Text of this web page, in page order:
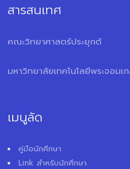
สารสนเทศ
คณะวิทยาศาสตร์ประยุกต์
มหาวิทยาลัยเทคโนโลยีพระจอมเ
เมนูลัด
คู่มือนักศึกษา
Link สำหรับนักศึกษา